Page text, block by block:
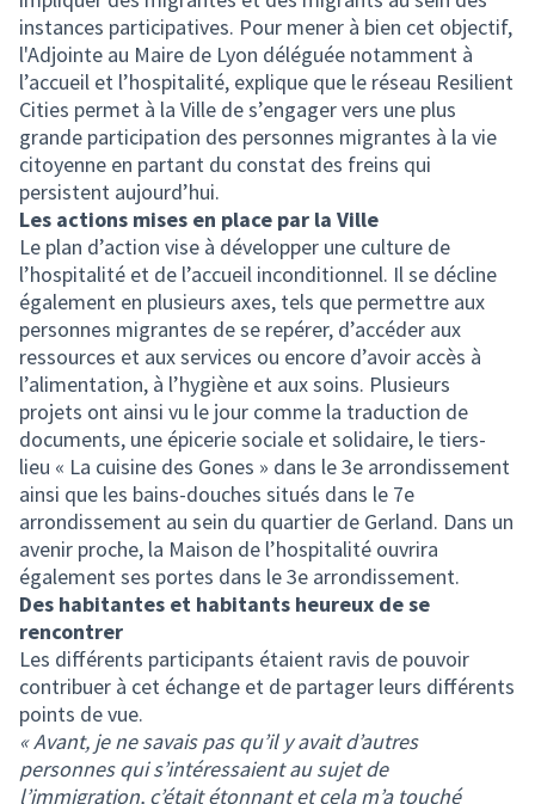
instances participatives. Pour mener à bien cet objectif,
l'Adjointe au Maire de Lyon déléguée notamment à
l’accueil et l’hospitalité, explique que le réseau Resilient
Cities permet à la Ville de s’engager vers une plus
grande participation des personnes migrantes à la vie
citoyenne en partant du constat des freins qui
persistent aujourd’hui.
Les actions mises en place par la Ville
Le plan d’action vise à développer une culture de
l’hospitalité et de l’accueil inconditionnel. Il se décline
également en plusieurs axes, tels que permettre aux
personnes migrantes de se repérer, d’accéder aux
ressources et aux services ou encore d’avoir accès à
l’alimentation, à l’hygiène et aux soins. Plusieurs
projets ont ainsi vu le jour comme la traduction de
documents, une épicerie sociale et solidaire, le tiers-
lieu « La cuisine des Gones » dans le 3e arrondissement
ainsi que les bains-douches situés dans le 7e
arrondissement au sein du quartier de Gerland. Dans un
avenir proche, la Maison de l’hospitalité ouvrira
également ses portes dans le 3e arrondissement.
Des habitantes et habitants heureux de se
rencontrer
Les différents participants étaient ravis de pouvoir
contribuer à cet échange et de partager leurs différents
points de vue.
« Avant, je ne savais pas qu’il y avait d’autres
personnes qui s’intéressaient au sujet de
l’immigration, c’était étonnant et cela m’a touché